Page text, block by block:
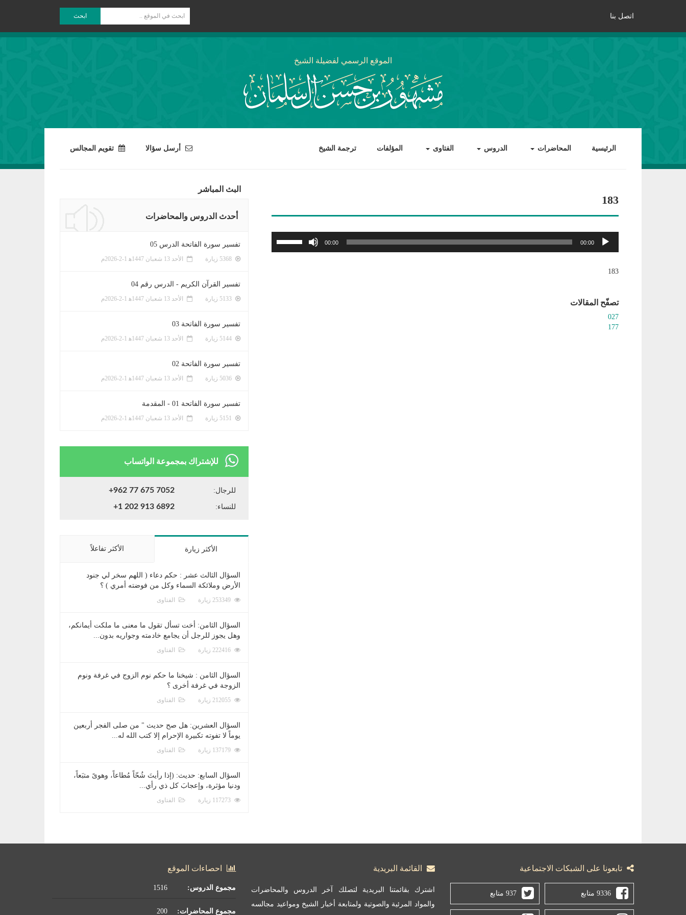
اتصل بنا ابحث
الموقع الرسمي لفضيلة الشيخ
الرئيسية المحاضرات الدروس الفتاوى المؤلفات ترجمة الشيخ أرسل سؤالا تقويم المجالس
183
مشغل
الصوت
00:00
00:00
183
تصفّح المقالات
027
177
البث المباشر
أحدث الدروس والمحاضرات
تفسير سورة الفاتحة الدرس 05
الأحد 13 شعبان 1447ﻫ 1-2-2026م
تفسير القرآن الكريم - الدرس رقم 04
الأحد 13 شعبان 1447ﻫ 1-2-2026م
تفسير سورة الفاتحة 03
الأحد 13 شعبان 1447ﻫ 1-2-2026م
تفسير سورة الفاتحة 02
الأحد 13 شعبان 1447ﻫ 1-2-2026م
تفسير سورة الفاتحة 01 - المقدمة
الأحد 13 شعبان 1447ﻫ 1-2-2026م
للإشتراك بمجموعة الواتساب
للرجال: +962 77 675 7052
للنساء: +1 202 913 6892
الأكثر زيارة الأكثر تفاعلاً
السؤال الثالث عشر : حكم دعاء ( اللهم سخر لي جنود
الأرض وملائكة السماء وكل من فوضته أمري ) ؟
الفتاوى
السؤال الثامن: أخت تسأل تقول ما معنى ما ملكت أيمانكم،
وهل يجوز للرجل أن يجامع خادمته وجواريه بدون...
الفتاوى
السؤال الثامن : شيخنا ما حكم نوم الزوج في غرفة ونوم
الزوجة في غرفة أخرى ؟
الفتاوى
السؤال العشرين: هل صح حديث " من صلى الفجر أربعين
يوماً لا تفوته تكبيرة الإحرام إلا كتب الله له...
الفتاوى
السؤال السابع: حديث: (إذا رأيتَ شُحّاً مُطاعاً، وهوىً متبَعاً،
ودنيا مؤثرة، وإعجابَ كل ذي رأي...
الفتاوى
تابعونا على الشبكات الاجتماعية
9336 متابع 937 متابع
القائمة البريدية
اشترك بقائمتنا البريدية لتصلك آخر الدروس والمحاضرات
والمواد المرئية والصوتية ولمتابعة أخبار الشيخ ومواعيد مجالسه
احصاءات الموقع
مجموع الدروس:
مجموع المحاضرات: